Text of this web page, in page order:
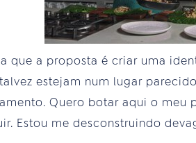
que a proposta é criar uma
estejam num lugar
Quero botar aqui o
Estou me desconstruindo